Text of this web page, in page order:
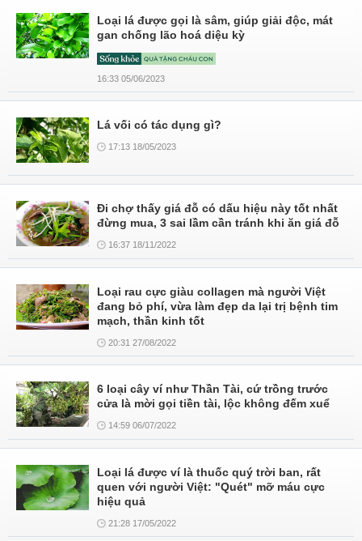
Loại lá được gọi là sâm, giúp giải độc, mát
gan chống lão hoá diệu kỳ
16:33 05/06/2023
Lá vối có tác dụng gì?
17:13 18/05/2023
Đi chợ thấy giá đỗ có dấu hiệu này tốt nhất
đừng mua, 3 sai lầm cần tránh khi ăn giá đỗ
16:37 18/11/2022
Loại rau cực giàu collagen mà người Việt
đang bỏ phí, vừa làm đẹp da lại trị bệnh tim
mạch, thần kinh tốt
20:31 27/08/2022
6 loại cây ví như Thần Tài, cứ trồng trước
cửa là mời gọi tiền tài, lộc không đếm xuể
14:59 06/07/2022
Loại lá được ví là thuốc quý trời ban, rất
quen với người Việt: "Quét" mỡ máu cực
hiệu quả
21:28 17/05/2022